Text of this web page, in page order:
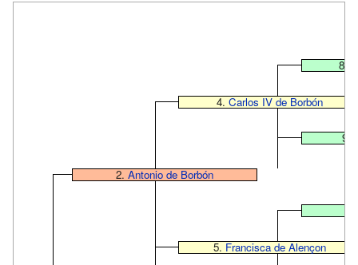
8.
4.Carlos IV de Borbón
9.
2.Antonio de Borbón
5.Francisca de Alençon